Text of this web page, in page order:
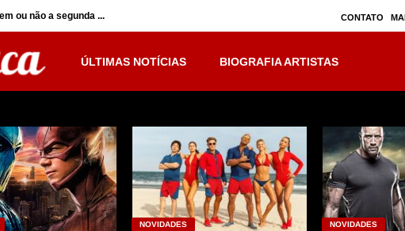
ou não a segunda ... Inumanos – série seguirá separada, mas no ...
CONTATO
ÚLTIMAS NOTÍCIAS BIOGRAFIA ARTISTAS
NOVIDADES NOVIDADES